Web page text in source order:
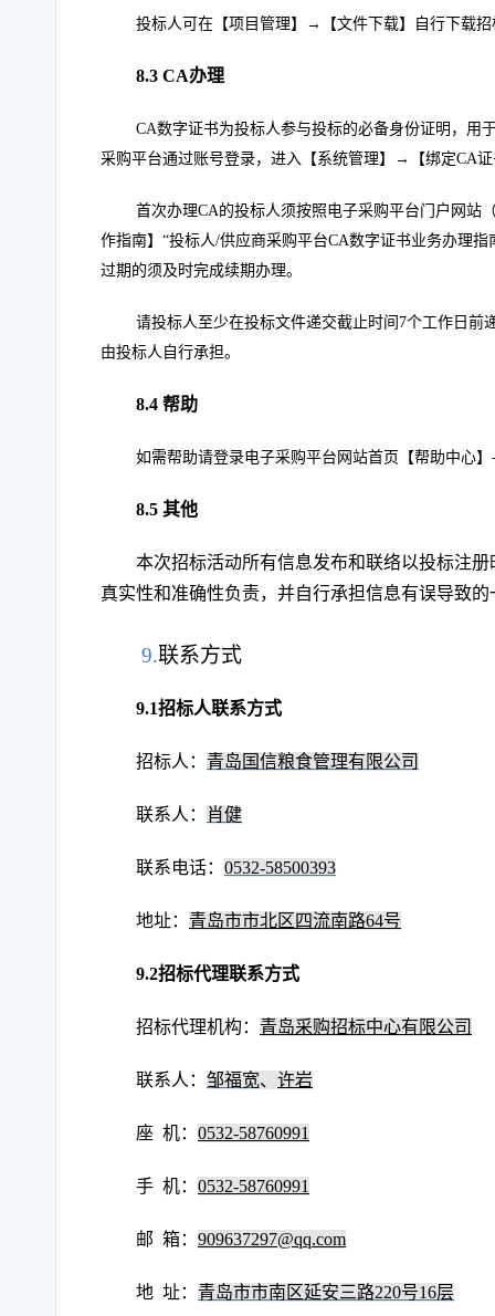
投标人可在【项目管理】→【文件下载】自行下载
8.3 CA办理
CA数字证书为投标人参与投标的必备身份证明，用
采购平台通过账号登录，进入【系统管理】→【绑定CA
首次办理CA的投标人须按照电子采购平台门户网站
作指南】“投标人/供应商采购平台CA数字证书业务办理指
过期的须及时完成续期办理。
请投标人至少在投标文件递交截止时间7个工作日
由投标人自行承担。
8.4 帮助
如需帮助请登录电子采购平台网站首页【帮助中心
8.5 其他
本次招标活动所有信息发布和联络以投标注
真实性和准确性负责，并自行承担信息有误导致的
9.联系方式
9.1招标人联系方式
招标人： 青岛国信粮食管理有限公司
联系人： 肖健
联系电话： 0532-58500393
地址： 青岛市市北区四流南路64号
9.2招标代理联系方式
招标代理机构： 青岛采购招标中心有限公司
联系人： 邹福宽、 许岩
座 机： 0532-58760991
手 机： 0532-58760991
邮 箱： 909637297@qq.com
地 址： 青岛市市南区延安三路220号16层